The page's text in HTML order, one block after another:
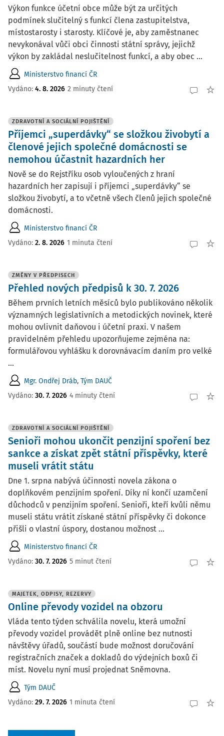
Výkon funkce účetní obce může být za určitých
podmínek slučitelný s funkcí člena zastupitelstva,
místostarosty i starosty. Klíčové je, aby zaměstnanec
nevykonával vůči obci činnosti státní správy, jejichž
výkon by zakládal neslučitelnost funkcí, a aby obec ...
Ministerstvo financí ČR
Vydáno: 4. 8. 2026 2 minuty čtení
ZDRAVOTNÍ A SOCIÁLNÍ POJIŠTĚNÍ
Příjemci „superdávky“ se složkou živobytí a
členové jejich společné domácnosti se
nemohou účastnit hazardních her
Nově se do Rejstříku osob vyloučených z hraní
hazardních her zapisují i příjemci „superdávky“ se
složkou živobytí, a to včetně všech členů jejich společné
domácnosti.
Ministerstvo financí ČR
Vydáno: 2. 8. 2026 1 minuta čtení
ZMĚNY V PŘEDPISECH
Přehled nových předpisů k 30. 7. 2026
Během prvních letních měsíců bylo publikováno několik
významných legislativních a metodických novinek, které
mohou ovlivnit daňovou i účetní praxi. V našem
pravidelném přehledu upozorňujeme zejména na:
formulářovou vyhlášku k dorovnávacím daním pro velké
...
Mgr. Ondřej Dráb, Tým DAUČ
Vydáno: 30. 7. 2026 4 minuty čtení
ZDRAVOTNÍ A SOCIÁLNÍ POJIŠTĚNÍ
Senioři mohou ukončit penzijní spoření bez
sankce a získat zpět státní příspěvky, které
museli vrátit státu
Dne 1. srpna nabývá účinnosti novela zákona o
doplňkovém penzijním spoření. Díky ní končí uzamčení
důchodců v penzijním spoření. Senioři, kteří kvůli němu
museli státu vrátit získané státní příspěvky či dokonce
přišli o vlastní úspory, dostanou možnost ...
Ministerstvo financí ČR
Vydáno: 30. 7. 2026 5 minut čtení
MAJETEK, ODPISY, REZERVY
Online převody vozidel na obzoru
Vláda tento týden schválila novelu, která umožní
převody vozidel provádět plně online bez nutnosti
návštěvy úřadů, součástí bude možnost doručování
registračních značek a dokladů do výdejních boxů či
míst. Novelu nyní musí projednat Sněmovna.
Tým DAUČ
Vydáno: 29. 7. 2026 1 minuta čtení